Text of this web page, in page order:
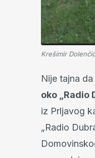
Krešimir Dolenčić
Nije tajna
oko „Radio
iz Prljavog
„Radio